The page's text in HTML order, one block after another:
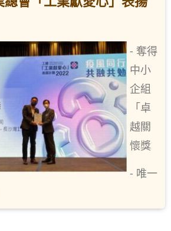
- 奪得
中小
企組
「卓
越關
懷獎
- 唯一